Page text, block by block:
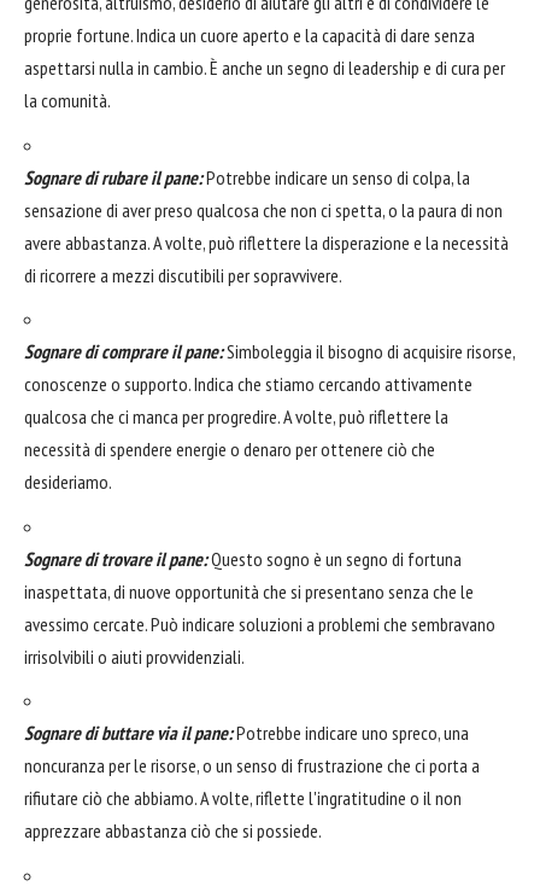
proprie fortune. Indica un cuore aperto e la capacità di dare senza
aspettarsi nulla in cambio. È anche un segno di leadership e di cura per
la comunità.
Sognare di rubare il pane:Potrebbe indicare un senso di colpa, la
sensazione di aver preso qualcosa che non ci spetta, o la paura di non
avere abbastanza. A volte, può riflettere la disperazione e la necessità
di ricorrere a mezzi discutibili per sopravvivere.
Sognare di comprare il pane:Simboleggia il bisogno di acquisire risorse,
conoscenze o supporto. Indica che stiamo cercando attivamente
qualcosa che ci manca per progredire. A volte, può riflettere la
necessità di spendere energie o denaro per ottenere ciò che
desideriamo.
Sognare di trovare il pane:Questo sogno è un segno di fortuna
inaspettata, di nuove opportunità che si presentano senza che le
avessimo cercate. Può indicare soluzioni a problemi che sembravano
irrisolvibili o aiuti provvidenziali.
Sognare di buttare via il pane:Potrebbe indicare uno spreco, una
noncuranza per le risorse, o un senso di frustrazione che ci porta a
rifiutare ciò che abbiamo. A volte, riflette l'ingratitudine o il non
apprezzare abbastanza ciò che si possiede.